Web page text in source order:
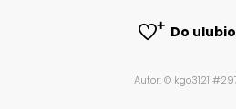
Do
Autor: © kgo3121